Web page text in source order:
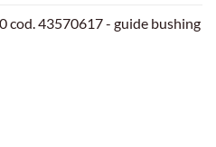
cod. 43570617 - guide bushing